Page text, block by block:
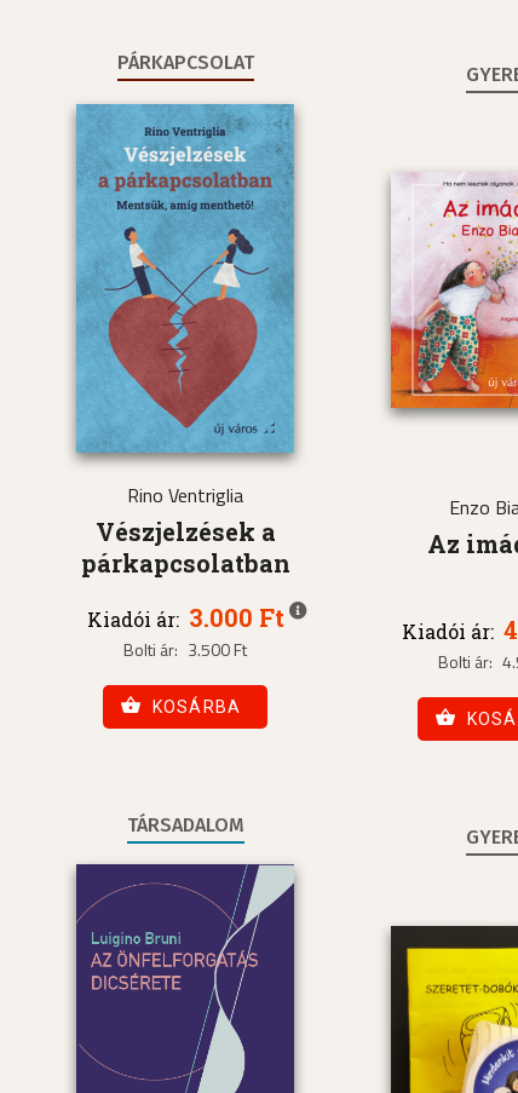
PÁRKAPCSOLAT
Rino Ventriglia
Vészjelzések a
párkapcsolatban
Kiadói ár: 3.000 Ft
Bolti ár: 3.500 Ft
KOSÁRBA
Enzo
Az
Kiadói ár:
Bolti ár:
TÁRSADALOM